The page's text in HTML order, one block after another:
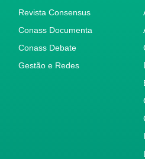
Revista Consensus
Conass Documenta
Conass Debate
Gestão e Redes